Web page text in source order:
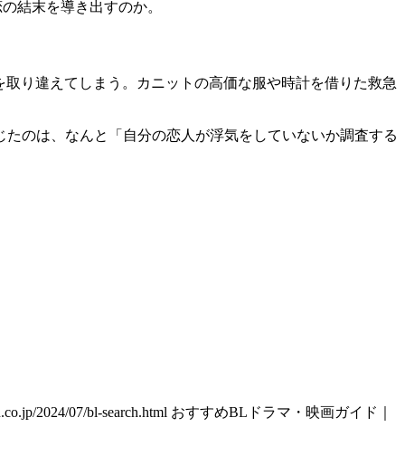
結末を導き出すのか。
り違えてしまう。カニットの高価な服や時計を借りた救急
のは、なんと「自分の恋人が浮気をしていないか調査する
2024/07/bl-search.html おすすめBLドラマ・映画ガイド｜